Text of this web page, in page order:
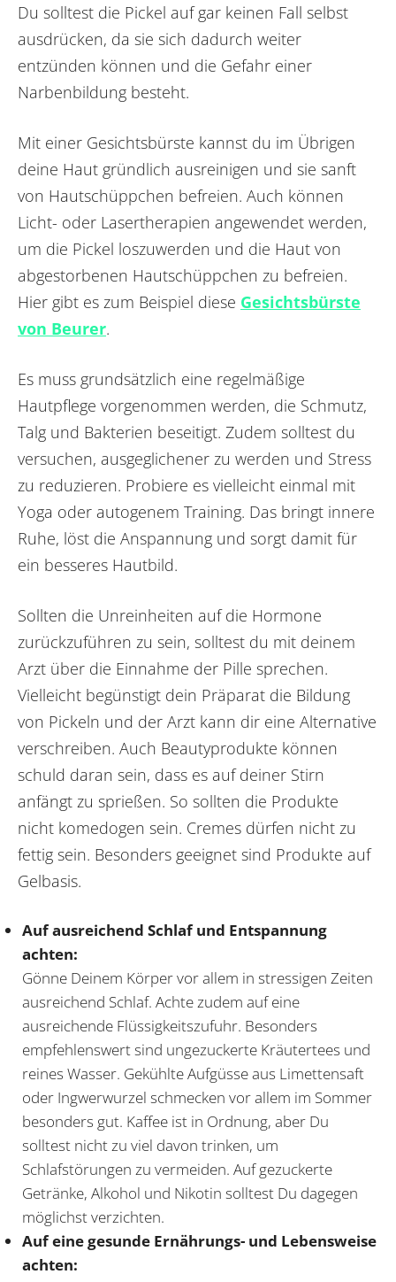
Du solltest die Pickel auf gar keinen Fall selbst
ausdrücken, da sie sich dadurch weiter
entzünden können und die Gefahr einer
Narbenbildung besteht.
Mit einer Gesichtsbürste kannst du im Übrigen
deine Haut gründlich ausreinigen und sie sanft
von Hautschüppchen befreien. Auch können
Licht- oder Lasertherapien angewendet werden,
um die Pickel loszuwerden und die Haut von
abgestorbenen Hautschüppchen zu befreien.
Hier gibt es zum Beispiel diese Gesichtsbürste
von Beurer.
Es muss grundsätzlich eine regelmäßige
Hautpflege vorgenommen werden, die Schmutz,
Talg und Bakterien beseitigt. Zudem solltest du
versuchen, ausgeglichener zu werden und Stress
zu reduzieren. Probiere es vielleicht einmal mit
Yoga oder autogenem Training. Das bringt innere
Ruhe, löst die Anspannung und sorgt damit für
ein besseres Hautbild.
Sollten die Unreinheiten auf die Hormone
zurückzuführen zu sein, solltest du mit deinem
Arzt über die Einnahme der Pille sprechen.
Vielleicht begünstigt dein Präparat die Bildung
von Pickeln und der Arzt kann dir eine Alternative
verschreiben. Auch Beautyprodukte können
schuld daran sein, dass es auf deiner Stirn
anfängt zu sprießen. So sollten die Produkte
nicht komedogen sein. Cremes dürfen nicht zu
fettig sein. Besonders geeignet sind Produkte auf
Gelbasis.
Auf ausreichend Schlaf und Entspannung
achten:
Gönne Deinem Körper vor allem in stressigen Zeiten
ausreichend Schlaf. Achte zudem auf eine
ausreichende Flüssigkeitszufuhr. Besonders
empfehlenswert sind ungezuckerte Kräutertees und
reines Wasser. Gekühlte Aufgüsse aus Limettensaft
oder Ingwerwurzel schmecken vor allem im Sommer
besonders gut. Kaffee ist in Ordnung, aber Du
solltest nicht zu viel davon trinken, um
Schlafstörungen zu vermeiden. Auf gezuckerte
Getränke, Alkohol und Nikotin solltest Du dagegen
möglichst verzichten.
Auf eine gesunde Ernährungs- und Lebensweise
achten: